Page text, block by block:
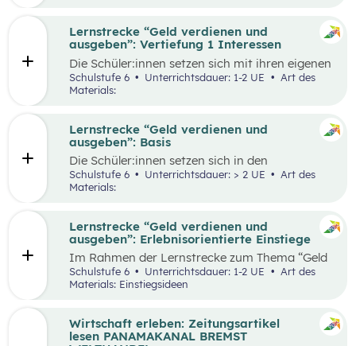
Antworten der Supermarktkund:innen werden
auf einem Interviewbogen/Fragebogen
festgehalten und in der Klasse gemeinsam mit
der Lehrkraft ausgewertet. Eine weitere
Perspektive kann, je nach den örtlichen
Gegebenheiten, eingenommen werden, indem
Zahlungsformen sie anbieten und welche Art
der Zahlung sie bevorzugen.
Lernstrecke “Geld verdienen und
ausgeben”: Vertiefung 1 Interessen
Die Schüler:innen setzen sich mit ihren eigenen
Interessen und Stärken auseinander.
Gemeinsam werden verschiedene Stärken und
Schüler:innen zeigen, dass es mit diesem
Wissen leichter ist den richtigen Beruf für sich
zu finden und die Auseinandersetzung mit
einzelnen Berufen wird ermöglicht.
Schulstufe 6 Unterrichtsdauer: 1-2 UE
Materials:
Lernstrecke “Geld verdienen und
ausgeben”: Basis
Die Schüler:innen setzen sich in den
unterschiedlichen Aufgabestellungen rund um
das Thema Geld mit den Themen Funktionen
Konsum auseinander. Außerdem gibt es zwei
Bonus-Inhalte zu den Themen „Das kostenlose
Handy“ und „Geld-Typ“.
Schulstufe 6 Unterrichtsdauer: > 2 UE
Materials:
Lernstrecke “Geld verdienen und
ausgeben”: Erlebnisorientierte Einstiege
Im Rahmen der Lernstrecke zum Thema “Geld
verdienen und ausgeben”, werden drei mögliche
Einstiegsideen vorgestellt. Diese Vorschläge
Erlebnisse konzipiert, um die Schüler:innen
aktiv in den Lernprozess einzubinden.
Schulstufe 6 Unterrichtsdauer: 1-2 UE
Art des
Materials: Einstiegsideen
Wirtschaft erleben: Zeitungsartikel
lesen PANAMAKANAL BREMST